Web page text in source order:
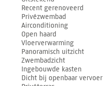
Recent gerenoveerd
Privézwembad
Airconditioning
Open haard
Vloerverwarming
Panoramisch uitzicht
Zwembadzicht
Ingebouwde kasten
Dicht bij openbaar vervoer